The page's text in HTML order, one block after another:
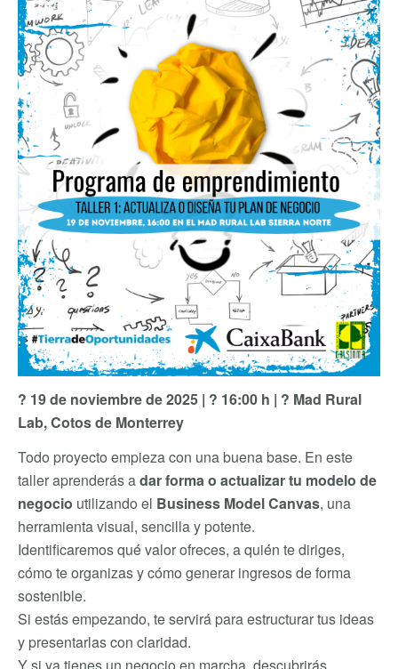
? 19 de noviembre de 2025 | ? 16:00 h | ? Mad Rural
Lab, Cotos de Monterrey
Todo proyecto empieza con una buena base. En este
taller aprenderás adar forma o actualizar tu modelo de
negocio utilizando el Business Model Canvas, una
herramienta visual, sencilla y potente.
Identificaremos qué valor ofreces, a quién te diriges,
cómo te organizas y cómo generar ingresos de forma
sostenible.
Si estás empezando, te servirá para estructurar tus ideas
y presentarlas con claridad.